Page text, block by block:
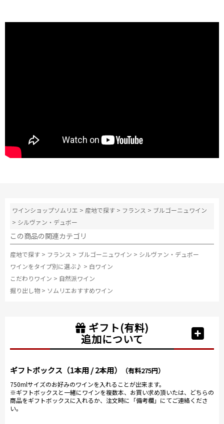
ワインショップソムリエ > 産地で探す > フランス > ブルゴーニュワイン
> シルヴァン・デュボー
この商品の関連カテゴリ
産地で探す > フランス > ブルゴーニュワイン > シルヴァン・デュボー
ワインをタイプ別に選ぶ♪ > 白ワイン
こだわりワイン > 自然派ワイン
掘り出し物 > ソムリエおすすめワイン
ギフト(有料)
追加について
ギフトボックス（1本用 / 2本用） （有料275円）
750mlサイズのお好みのワインを入れることが出来ます。
※ギフトボックスと一緒にワインを複数本、お買い求め頂いたは、どちらの
商品をギフトボックスに入れるか、注文時に「備考欄」にてご連絡くださ
い。